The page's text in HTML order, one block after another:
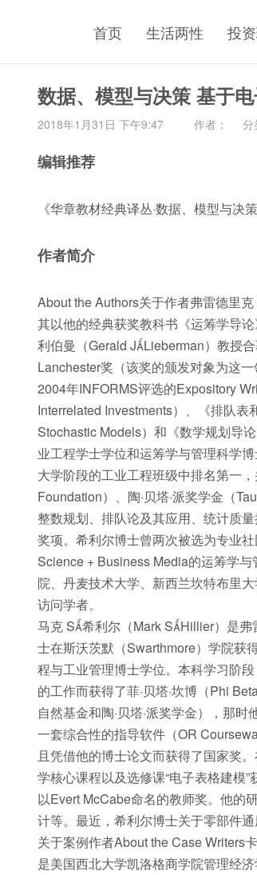
首页 生活两性 投
数据、模型与决策 基于
2018年1月31日 下午9:47 作者： 分
编辑推荐
《华章教材经典译丛·数据、模型与
作者简介
About the Authors关于作者弗雷德里
其以他的经典获奖教科书《运筹学导
利伯曼（Gerald JLieberman）教授
Lanchester奖（该奖的颁发对象为这
2004年INFORMS评选的Expository
Interrelated Investments）、《排队
Stochastic Models）和《数学规划导
业工程学士学位和运筹学与管理科学
大学阶段的工业工程班级中排名第一
Foundation）、陶·贝塔·派奖学金（
整数规划、排队论及其应用、统计质
奖项。希利尔博士曾两次被选为专业
Science + Business Media的运筹学
院、丹麦技术大学、新西兰坎特布里
访问学者。
马克 S希利尔（Mark SHillier）是
士在斯沃茨默（Swarthmore）学院获
程与工业管理博士学位。本科学习阶
的工作而获得了菲·贝塔·坎博（Phi
自然基金和陶·贝塔·派奖学金），那
一套综合性的指导软件（OR
且凭借他的博士论文而获得了国家奖
学核心课程以及选修课“电子表格建模
以Evert McCabe命名的教师奖。他的
计等。最近，希利尔博士关于零部件
关于案例作者About the Case Writers
是美国西北大学凯洛格商学院管理经